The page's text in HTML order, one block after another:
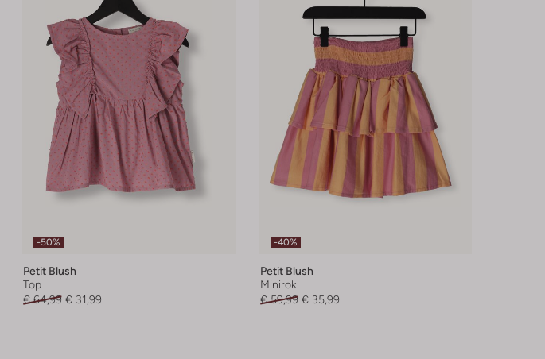
-50%
Petit Blush
Top
€ 64,99 € 31,99
-40%
Petit Blush
Minirok
€ 59,99 € 35,99